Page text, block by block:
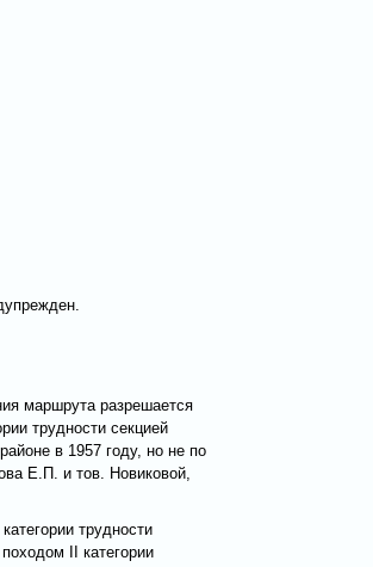
маршрута разрешается
трудности секцией
в 1957 году, но не по
Е.П. и тов. Новиковой,
трудности
II категории